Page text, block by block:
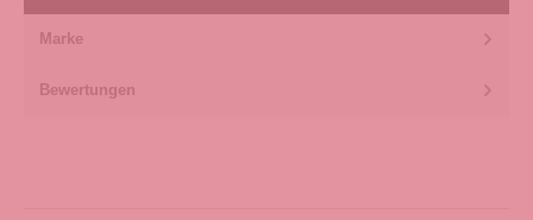
Marke
Bewertungen